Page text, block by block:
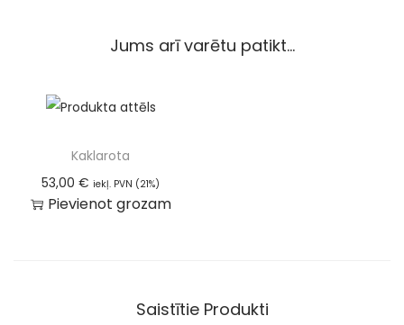
Jums arī varētu patikt…
Kaklarota
53,00€ iekļ. PVN (21%)
Pievienot grozam
Saistītie Produkti